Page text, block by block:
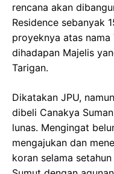
rencana akan
Residence sebanyak
proyeknya atas nama
dihadapan Majelis
Tarigan.
Dikatakan JPU,
dibeli Canakya
lunas. Mengingat
mengajukan dan
koran selama